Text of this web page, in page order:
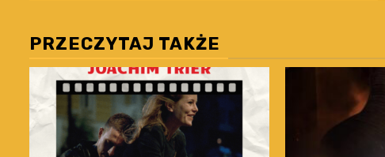
PRZECZYTAJ TAKŻE